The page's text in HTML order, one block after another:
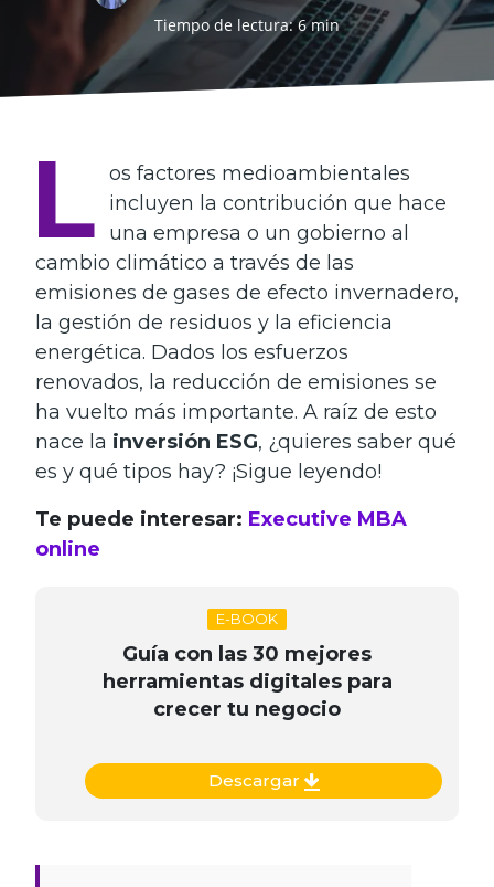
Tiempo de lectura: 6 min
L os factores medioambientales
incluyen la contribución que hace
una empresa o un gobierno al
cambio climático a través de las
emisiones de gases de efecto invernadero,
la gestión de residuos y la eficiencia
energética. Dados los esfuerzos
renovados, la reducción de emisiones se
ha vuelto más importante. A raíz de esto
nace la inversión ESG, ¿quieres saber qué
es y qué tipos hay? ¡Sigue leyendo!
Te puede interesar: Executive MBA
online
E-BOOK
Guía con las 30 mejores
herramientas digitales para
crecer tu negocio
Descargar